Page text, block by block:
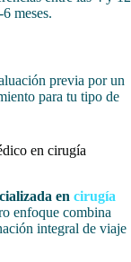
meses.
previa por un
para tu tipo de
en cirugía
en cirugía
enfoque combina
integral de viaje